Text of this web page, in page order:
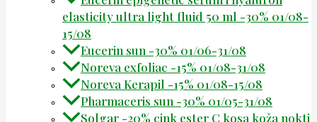
elasticity ultra light fluid 50 ml -30% 01/08-
15/08
Eucerin sun -30% 01/06-31/08
Noreva exfoliac -15% 01/08-31/08
Noreva Kerapil -15% 01/08-15/08
Pharmaceris sun -30% 01/05-31/08
Solgar -20% cink ester C kosa koža nokti